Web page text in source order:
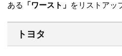
ある
「ワースト」 をリストアッ
トヨタ